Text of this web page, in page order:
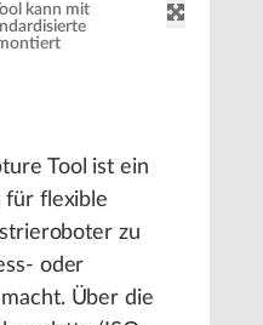
kann mit
Tool ist ein
für flexible
zu
oder
Über die